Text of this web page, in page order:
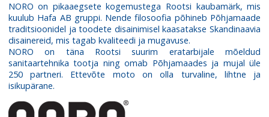
NORO on pikaaegsete kogemustega Rootsi kaubamärk, mis
kuulub Hafa AB gruppi. Nende filosoofia põhineb Põhjamaade
traditsioonidel ja toodete disainimisel kaasatakse Skandinaavia
disainereid, mis tagab kvaliteedi ja mugavuse.
NORO on täna Rootsi suurim eratarbijale mõeldud
sanitaartehnika tootja ning omab Põhjamaades ja mujal üle
250 partneri. Ettevõte moto on olla turvaline, lihtne ja
isikupärane.